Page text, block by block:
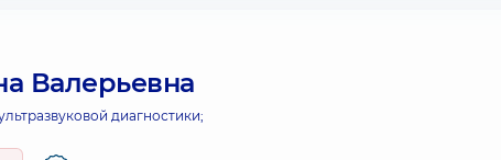
Валерьевна
диагностики;